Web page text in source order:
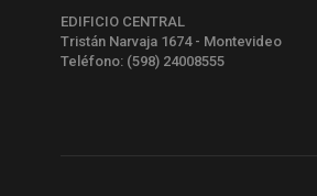
EDIFICIO CENTRAL
Tristán Narvaja 1674 - Montevideo
Teléfono: (598) 24008555